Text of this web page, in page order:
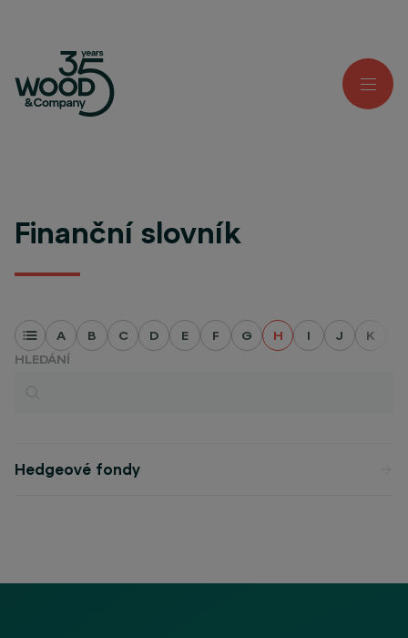
Finanční slovník
A B C D E F G H I J K
HLEDÁNÍ
Hedgeové fondy